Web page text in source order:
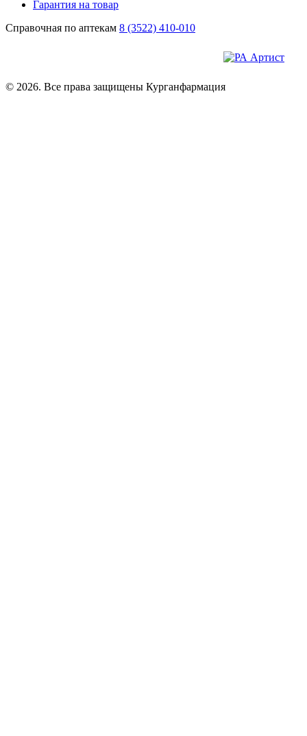
Гарантия на товар
Справочная по аптекам 8 (3522) 410-010
© 2026. Все права защищены Курганфармация